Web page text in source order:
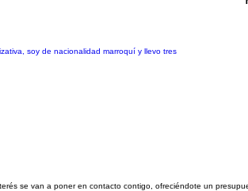
soy de nacionalidad marroquí y llevo tres
se van a poner en contacto contigo, ofreciéndote un